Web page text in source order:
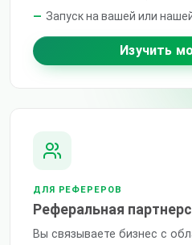
Запуск на вашей или
Изучить
ДЛЯ РЕФЕРЕРОВ
Реферальная
Вы связываете бизнес с